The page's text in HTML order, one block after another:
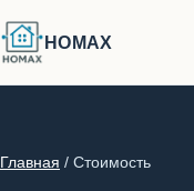
HOMAX
Главная / Стоимость